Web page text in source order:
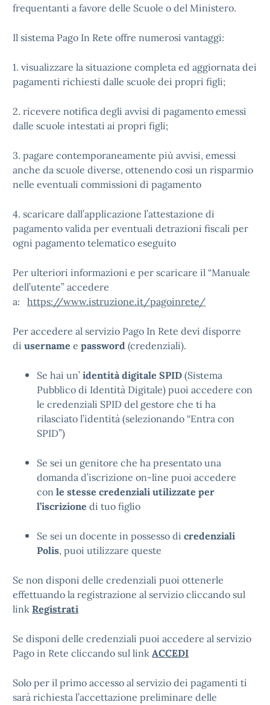
frequentanti a favore delle Scuole o del Ministero.
Il sistema Pago In Rete offre numerosi vantaggi:
1. visualizzare la situazione completa ed aggiornata dei
pagamenti richiesti dalle scuole dei propri figli;
2. ricevere notifica degli avvisi di pagamento emessi
dalle scuole intestati ai propri figli;
3. pagare contemporaneamente più avvisi, emessi
anche da scuole diverse, ottenendo così un risparmio
nelle eventuali commissioni di pagamento
4. scaricare dall’applicazione l’attestazione di
pagamento valida per eventuali detrazioni fiscali per
ogni pagamento telematico eseguito
Per ulteriori informazioni e per scaricare il “Manuale
dell’utente” accedere
a: https://www.istruzione.it/pagoinrete/
Per accedere al servizio Pago In Rete devi disporre
di username e password (credenziali).
Se hai un’ identità digitale SPID (Sistema
Pubblico di Identità Digitale) puoi accedere con
le credenziali SPID del gestore che ti ha
rilasciato l’identità (selezionando “Entra con
SPID”)
Se sei un genitore che ha presentato una
domanda d’iscrizione on-line puoi accedere
con le stesse credenziali utilizzate per
l’iscrizione di tuo figlio
Se sei un docente in possesso di credenziali
Polis, puoi utilizzare queste
Se non disponi delle credenziali puoi ottenerle
effettuando la registrazione al servizio cliccando sul
link Registrati
Se disponi delle credenziali puoi accedere al servizio
Pago in Rete cliccando sul link ACCEDI
Solo per il primo accesso al servizio dei pagamenti ti
sarà richiesta l’accettazione preliminare delle